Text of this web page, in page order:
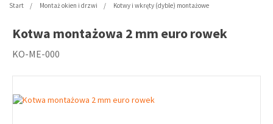
Start Montaż okien i drzwi Kotwy i wkręty (dyble) montażowe
Kotwa montażowa 2 mm euro rowek
KO-ME-000